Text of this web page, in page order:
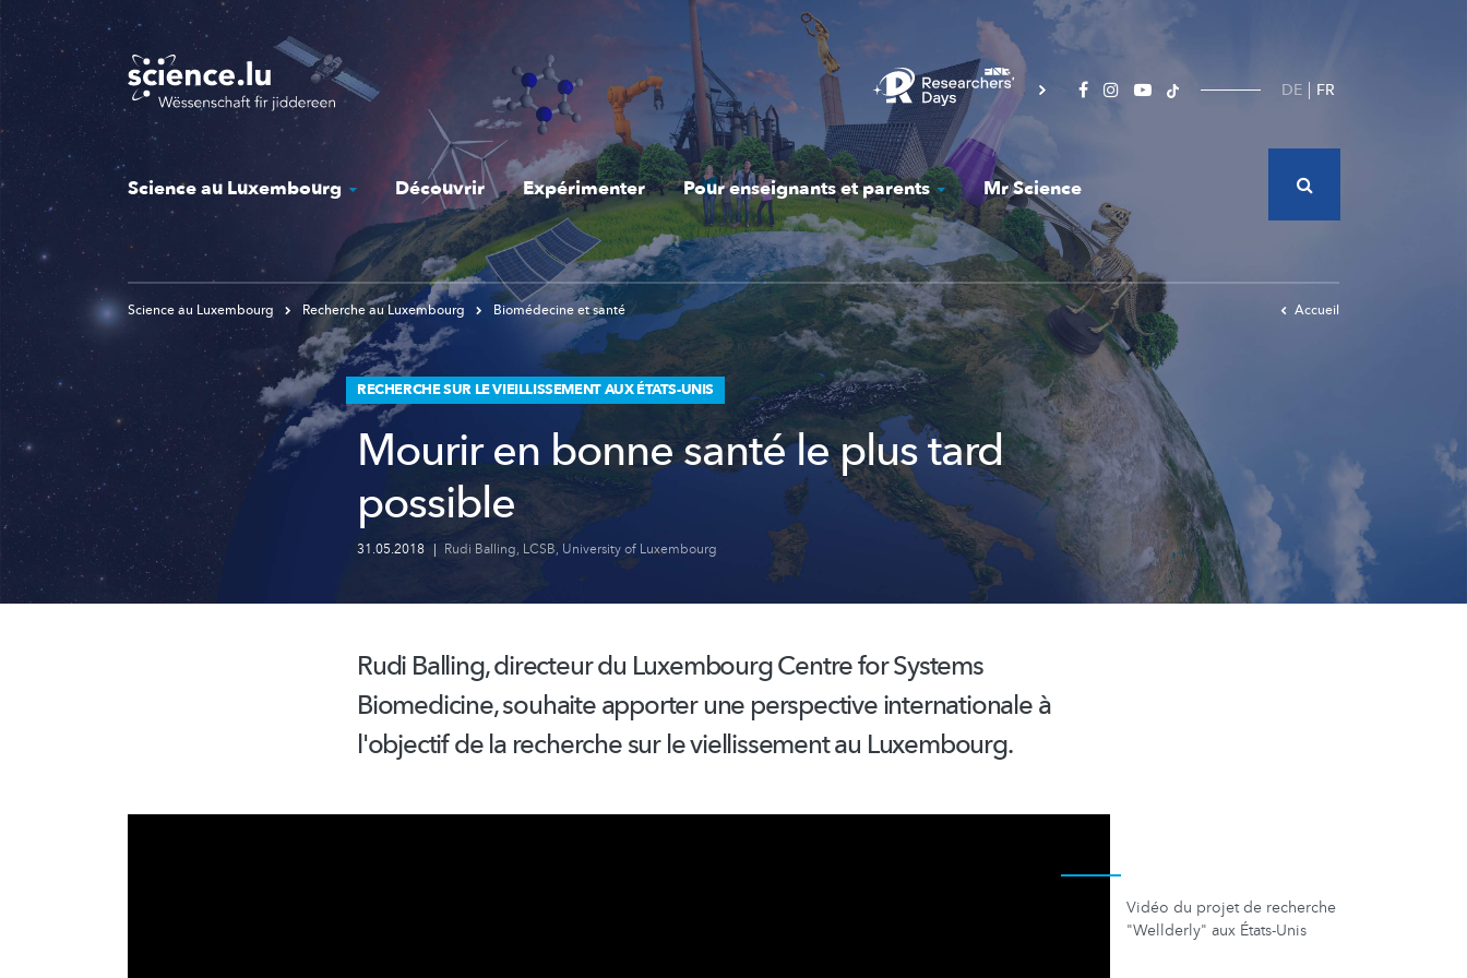
Skip
to
main
content
DE FR
Science au Luxembourg Découvrir Expérimenter Pour enseignants et parents Mr Science
Science au Luxembourg Recherche au Luxembourg Biomédecine et santé Accueil
RECHERCHE SUR LE VIEILLISSEMENT AUX ÉTATS-UNIS
Mourir en bonne santé le plus tard
possible
31.05.2018 | Rudi Balling, LCSB, University of Luxembourg
Rudi Balling, directeur du Luxembourg Centre for Systems
Biomedicine, souhaite apporter une perspectiveinternationaleà
l'objectif de la recherche sur le viellissement au Luxembourg.
Vidéo du projet de recherche
"Wellderly" aux États-Unis